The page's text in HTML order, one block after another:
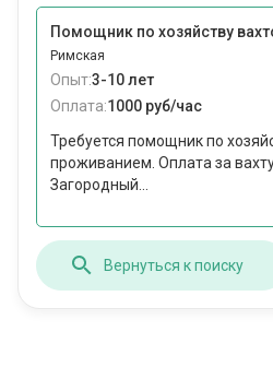
Помощник по хозяйству
Римская
Опыт:3-10 лет
Оплата:1000 руб/час
Требуется помощник по
проживанием. Оплата за
Загородный...
Вернуться к поиску